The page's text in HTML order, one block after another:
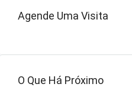
Agende Uma Visita
O Que Há Próximo